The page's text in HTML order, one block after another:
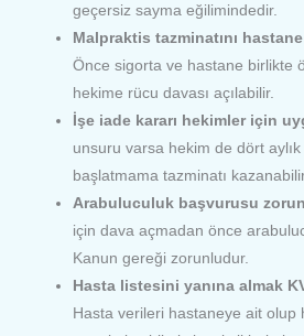
geçersiz sayma eğilimindedir.
Malpraktis tazminatını
Önce sigorta ve hastane birlikte
hekime rücu davası açılabilir.
İşe iade kararı hekimler için
unsuru varsa hekim de dört
başlatmama tazminatı
Arabuluculuk başvurusu
için dava açmadan önce
Kanun gereği zorunludur.
Hasta listesini yanına almak
Hasta verileri hastaneye ait olup